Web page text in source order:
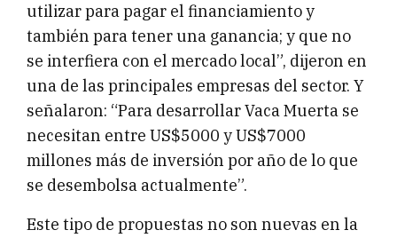
utilizar para pagar el financiamiento y
también para tener una ganancia; y que no
se interfiera con el mercado local”, dijeron en
una de las principales empresas del sector. Y
señalaron: “Para desarrollar Vaca Muerta se
necesitan entre US$5000 y US$7000
millones más de inversión por año de lo que
se desembolsa actualmente”.
Este tipo de propuestas no son nuevas en la